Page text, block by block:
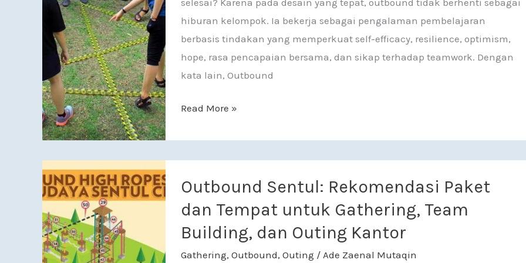
hiburan kelompok. Ia bekerja sebagai pengalaman pembelajaran
berbasis tindakan yang memperkuat self-efficacy, resilience, optimism,
hope, rasa pencapaian bersama, dan sikap terhadap teamwork. Dengan
kata lain, Outbound
Read More »
Outbound Sentul: Rekomendasi Paket
dan Tempat untuk Gathering, Team
Building, dan Outing Kantor
Gathering, Outbound, Outing / Ade Zaenal Mutaqin